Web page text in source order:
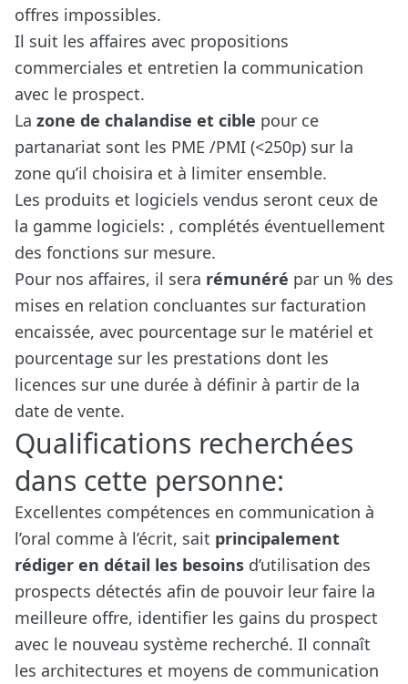
offres impossibles.
Il suit les affaires avec propositions
commerciales et entretien la communication
avec le prospect.
La zone de chalandise et cible pour ce
partanariat sont les PME /PMI (<250p) sur la
zone qu’il choisira et à limiter ensemble.
Les produits et logiciels vendus seront ceux de
la gamme logiciels: , complétés éventuellement
des fonctions sur mesure.
Pour nos affaires, il sera rémunéré par un % des
mises en relation concluantes sur facturation
encaissée, avec pourcentage sur le matériel et
pourcentage sur les prestations dont les
licences sur une durée à définir à partir de la
date de vente.
Qualifications recherchées
dans cette personne:
Excellentes compétences en communication à
l’oral comme à l’écrit, sait principalement
rédiger en détail les besoins d’utilisation des
prospects détectés afin de pouvoir leur faire la
meilleure offre, identifier les gains du prospect
avec le nouveau système recherché. Il connaît
les architectures et moyens de communication